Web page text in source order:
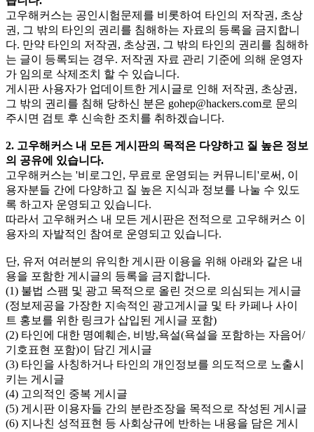
고우해커스는 공인시험문제를 비롯하여 타인의 저작권, 초상
권, 그 밖의 타인의 권리를 침해하는 자료의 등록을 금지합니
다. 만약 타인의 저작권, 초상권, 그 밖의 타인의 권리를 침해하
는 글이 등록되는 경우. 저작권 자료 관리 기준에 의해 운영자
가 임의로 삭제조치 할 수 있습니다.
게시판 사용자가 업데이트한 게시글로 인해 저작권, 초상권,
그 밖의 권리를 침해 당하신 분은 gohep@hackers.com로 문의
주시면 검토 후 신속한 조치를 취하겠습니다.
2. 고우해커스 내 모든 게시판의 목적은 다양하고 질 높은 정보
의 공유에 있습니다.
고우해커스는 '비로그인, 무료로 운영되는 커뮤니티'로써, 이
용자분들 간에 다양하고 질 높은 지식과 정보를 나눌 수 있도
록 하고자 운영되고 있습니다.
따라서 고우해커스 내 모든 게시판은 전적으로 고우해커스 이
용자의 자발적인 참여로 운영되고 있습니다.
단, 유저 여러분의 유익한 게시판 이용을 위해 아래와 같은 내
용을 포함한 게시글의 등록을 금지합니다.
(1) 불법 스팸 및 광고 목적으로 올린 것으로 의심되는 게시글
(정보제공을 가장한 지속적인 광고게시글 및 타 카페나 사이
트 홍보를 위한 링크가 삽입된 게시글 포함)
(2) 타인에 대한 명예훼손, 비방,욕설(욕설을 포함하는 자음어/
기호표현 포함)이 담긴 게시글
(3) 타인을 사칭하거나 타인의 개인정보를 의도적으로 노출시
키는 게시글
(4) 고의적인 중복 게시글
(5) 게시판 이용자들 간의 분란조장을 목적으로 작성된 게시글
(6) 지나친 성적표현 등 사회상규에 반하는 내용을 담은 게시